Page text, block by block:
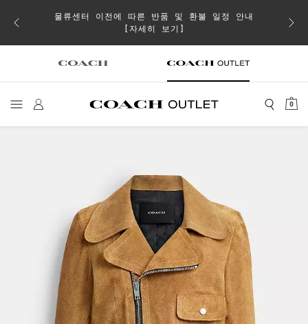
취소
물류센터 이전에 따른 반품 및 환불 일정 안내
[자세히 보기]
0